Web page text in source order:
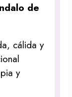
de
cálida y
y